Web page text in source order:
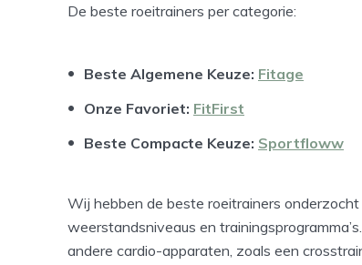
De beste roeitrainers per categorie:
Beste Algemene Keuze: Fitage
Onze Favoriet: FitFirst
Beste Compacte Keuze: Sportfloww
Wij hebben de beste roeitrainers
weerstandsniveaus en
andere cardio-apparaten, zoals een